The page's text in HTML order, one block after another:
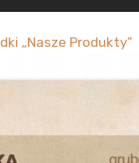
„Nasze Produkty”